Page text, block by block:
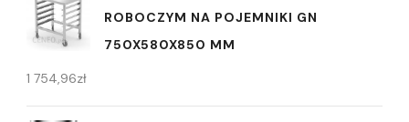
ROBOCZYM NA POJEMNIKI GN
750X580X850 MM
1 754,96zł